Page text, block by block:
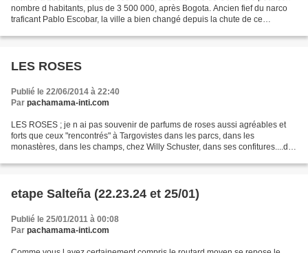
nombre d habitants, plus de 3 500 000, après Bogota. Ancien fief du narco
traficant Pablo Escobar, la ville a bien changé depuis la chute de ce
LES ROSES
Publié le 22/06/2014 à 22:40
Par pachamama-inti.com
LES ROSES ; je n ai pas souvenir de parfums de roses aussi agréables et
forts que ceux "rencontrés" à Targovistes dans les parcs, dans les
monastères, dans les champs, chez Willy Schuster, dans ses confitures....de
etape Salteña (22.23.24 et 25/01)
Publié le 25/01/2011 à 00:08
Par pachamama-inti.com